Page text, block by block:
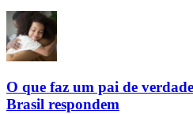
O que faz um pai de
Brasil respondem